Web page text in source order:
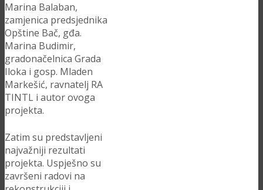
Marina Balaban,
zamjenica predsjednika
Opštine Bač, gđa.
Marina Budimir,
gradonačelnica Grada
Iloka i gosp. Mladen
Markešić, ravnatelj RA
TINTL i autor ovoga
projekta.
Zatim su predstavljeni
najvažniji rezultati
projekta. Uspješno su
završeni radovi na